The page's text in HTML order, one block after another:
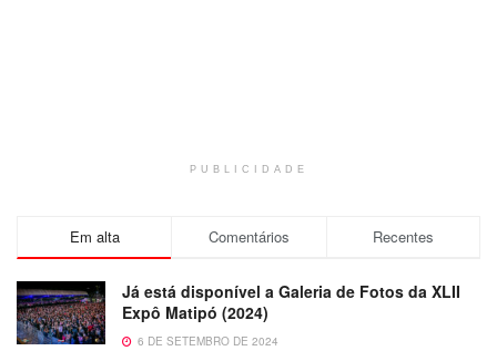
PUBLICIDADE
Em alta Comentários Recentes
Já está disponível a Galeria de Fotos da XLII
Expô Matipó (2024)
6 DE SETEMBRO DE 2024